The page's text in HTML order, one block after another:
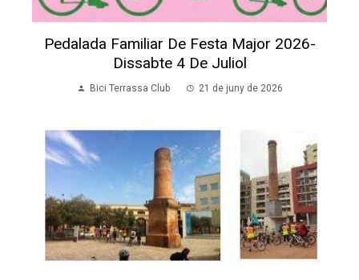
Pedalada Familiar De Festa Major 2026-
Dissabte 4 De Juliol
Bici Terrassa Club 21 de juny de 2026